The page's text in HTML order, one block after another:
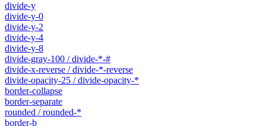
divide-y
divide-y-0
divide-y-2
divide-y-4
divide-y-8
divide-gray-100 / divide-*-#
divide-x-reverse / divide-*-reverse
divide-opacity-25 / divide-opacity-*
border-collapse
border-separate
rounded / rounded-*
border-b